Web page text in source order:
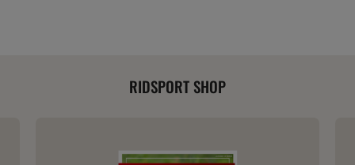
RIDSPORT SHOP